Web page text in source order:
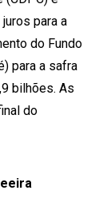
para a
do Fundo
para a safra
bilhões. As
do